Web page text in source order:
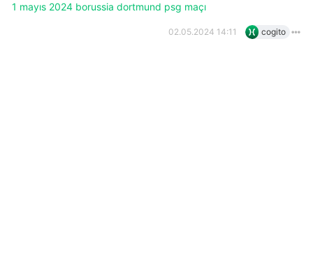
1 mayıs 2024 borussia dortmund psg maçı
02.05.2024 14:11 cogito